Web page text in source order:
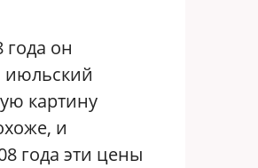
он
июльский
картину
и
года эти цены